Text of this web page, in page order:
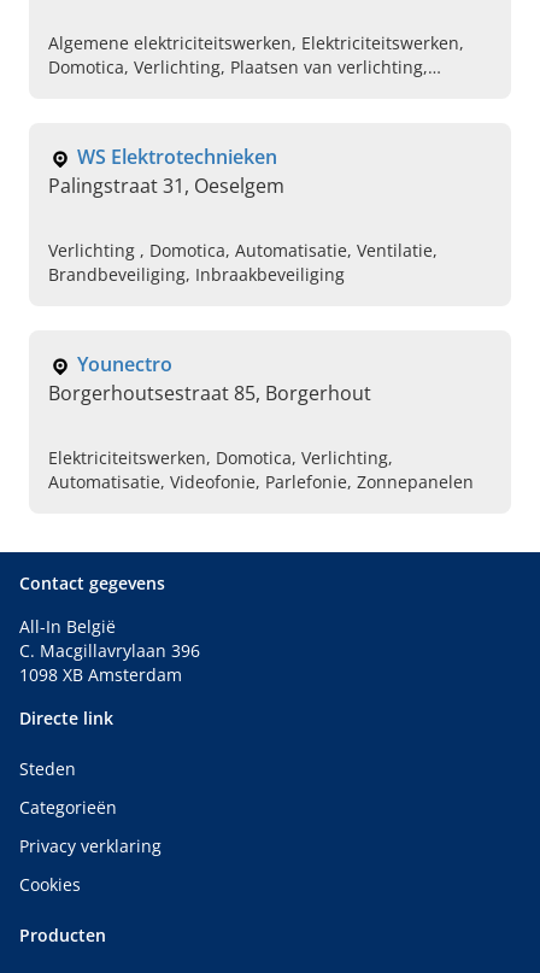
Algemene elektriciteitswerken, Elektriciteitswerken,
Domotica, Verlichting, Plaatsen van verlichting,
WS Elektrotechnieken
Palingstraat 31, Oeselgem
Verlichting , Domotica, Automatisatie, Ventilatie,
Brandbeveiliging, Inbraakbeveiliging
Younectro
Borgerhoutsestraat 85, Borgerhout
Elektriciteitswerken, Domotica, Verlichting,
Automatisatie, Videofonie, Parlefonie, Zonnepanelen
Contact gegevens
All-In België
C. Macgillavrylaan 396
1098 XB Amsterdam
Directe link
Steden
Categorieën
Privacy verklaring
Cookies
Producten